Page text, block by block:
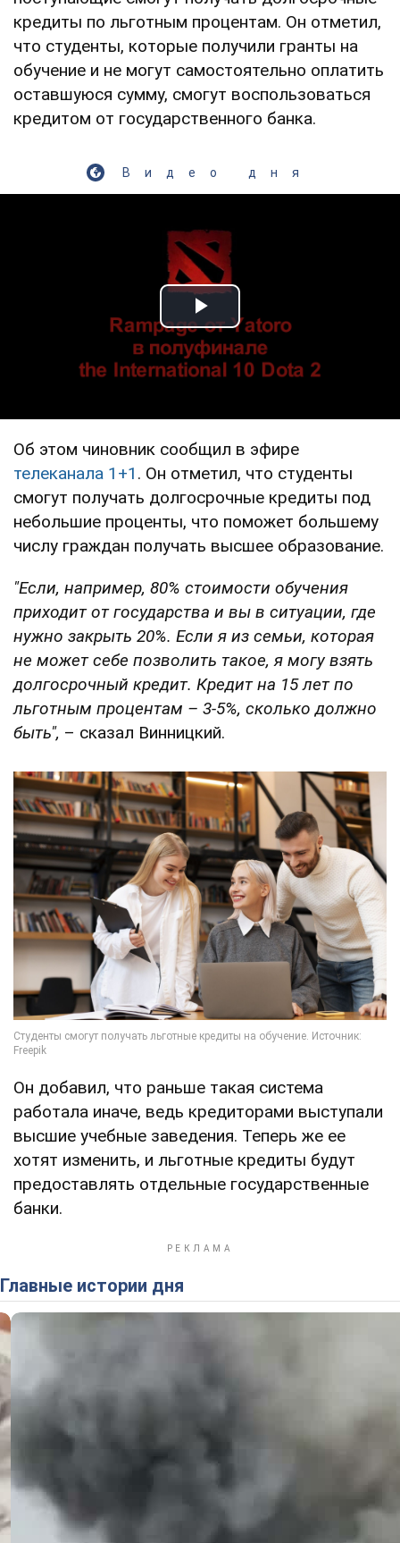
кредиты по льготным процентам. Он отметил,
что студенты, которые получили гранты на
обучение и не могут самостоятельно оплатить
оставшуюся сумму, смогут воспользоваться
кредитом от государственного банка.
Видео дня
Play Video
Об этом чиновник сообщил в эфире
телеканала 1+1 . Он отметил, что студенты
смогут получать долгосрочные кредиты под
небольшие проценты, что поможет большему
числу граждан получать высшее образование.
"Если, например, 80% стоимости обучения
приходит от государства и вы в ситуации, где
нужно закрыть 20%. Если я из семьи, которая
не может себе позволить такое, я могу взять
долгосрочный кредит. Кредит на 15 лет по
льготным процентам – 3-5%, сколько должно
быть", – сказал Винницкий.
Он добавил, что раньше такая система
работала иначе, ведь кредиторами выступали
высшие учебные заведения. Теперь же ее
хотят изменить, и льготные кредиты будут
предоставлять отдельные государственные
банки.
Главные истории дня